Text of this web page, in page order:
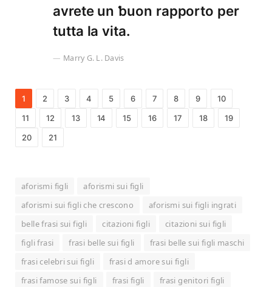
avrete un ƅuon rapporto per
tutta la vita.
Marry G. L. Davis
1 2 3 4 5 6 7 8 9
10
11
12 13 14 15 16 17 18
19
20
21
aforismi figli
aforismi sui figli
aforismi sui figli che crescono
aforismi sui figli ingrati
belle frasi sui figli
citazioni figli
citazioni sui figli
figli frasi
frasi belle sui figli
frasi belle sui figli maschi
frasi celebri sui figli
frasi d amore sui figli
frasi famose sui figli
frasi figli
frasi genitori figli